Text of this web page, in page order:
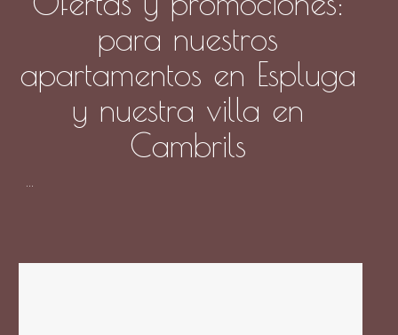
para nuestros
apartamentos en Espluga
y nuestra villa en
Cambrils
...